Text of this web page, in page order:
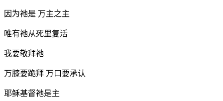
因为祂是 万主之主
唯有祂从死里复活
我要敬拜祂
万膝要跪拜 万口要承认
耶稣基督祂是主